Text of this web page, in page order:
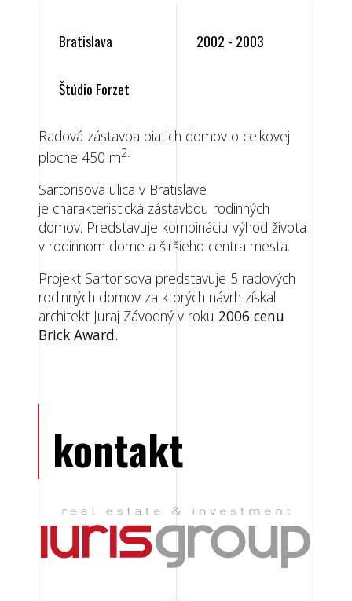
Bratislava 2002 - 2003
Štúdio Forzet
Radová zástavba piatich domov o celkovej
ploche 450 m2.
Sartorisova ulica v Bratislave
je charakteristická zástavbou rodinných
domov. Predstavuje kombináciu výhod života
v rodinnom dome a širšieho centra mesta.
Projekt Sartorisova predstavuje 5 radových
rodinných domov za ktorých návrh získal
architekt Juraj Závodný v roku 2006 cenu
Brick Award.
kontakt